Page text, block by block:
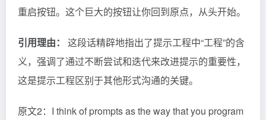
重启按钮。这个巨大的按钮让你回到原点，从头开始。
引用理由：
这段话精辟地指出了提示工程中“工程”的含
义，强调了通过不断尝试和迭代来改进提示的重要性，
这是提示工程区别于其他形式沟通的关键。
原文2：I think of prompts as the way that you program